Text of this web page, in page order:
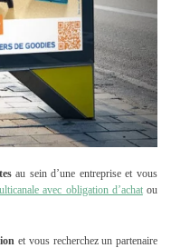
au sein d’une entreprise et vous
avec obligation d’achatou
et vous recherchez un partenaire